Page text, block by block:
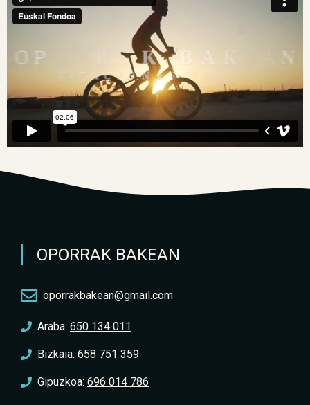
OPORRAK BAKEAN
oporrakbakean@gmail.com
Araba: 650 134 011
Bizkaia: 658 751 359
Gipuzkoa: 696 014 786